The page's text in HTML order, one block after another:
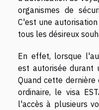
organismes de
C'est une
tous les désireux
En effet, lorsque
est autorisée durant
Quand cette
ordinaire, le visa
l'accès à plusieurs